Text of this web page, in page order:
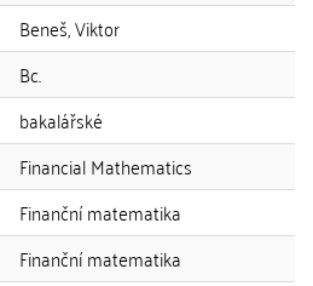
Beneš, Viktor
Bc.
bakalářské
Financial Mathematics
Finanční matematika
Finanční matematika